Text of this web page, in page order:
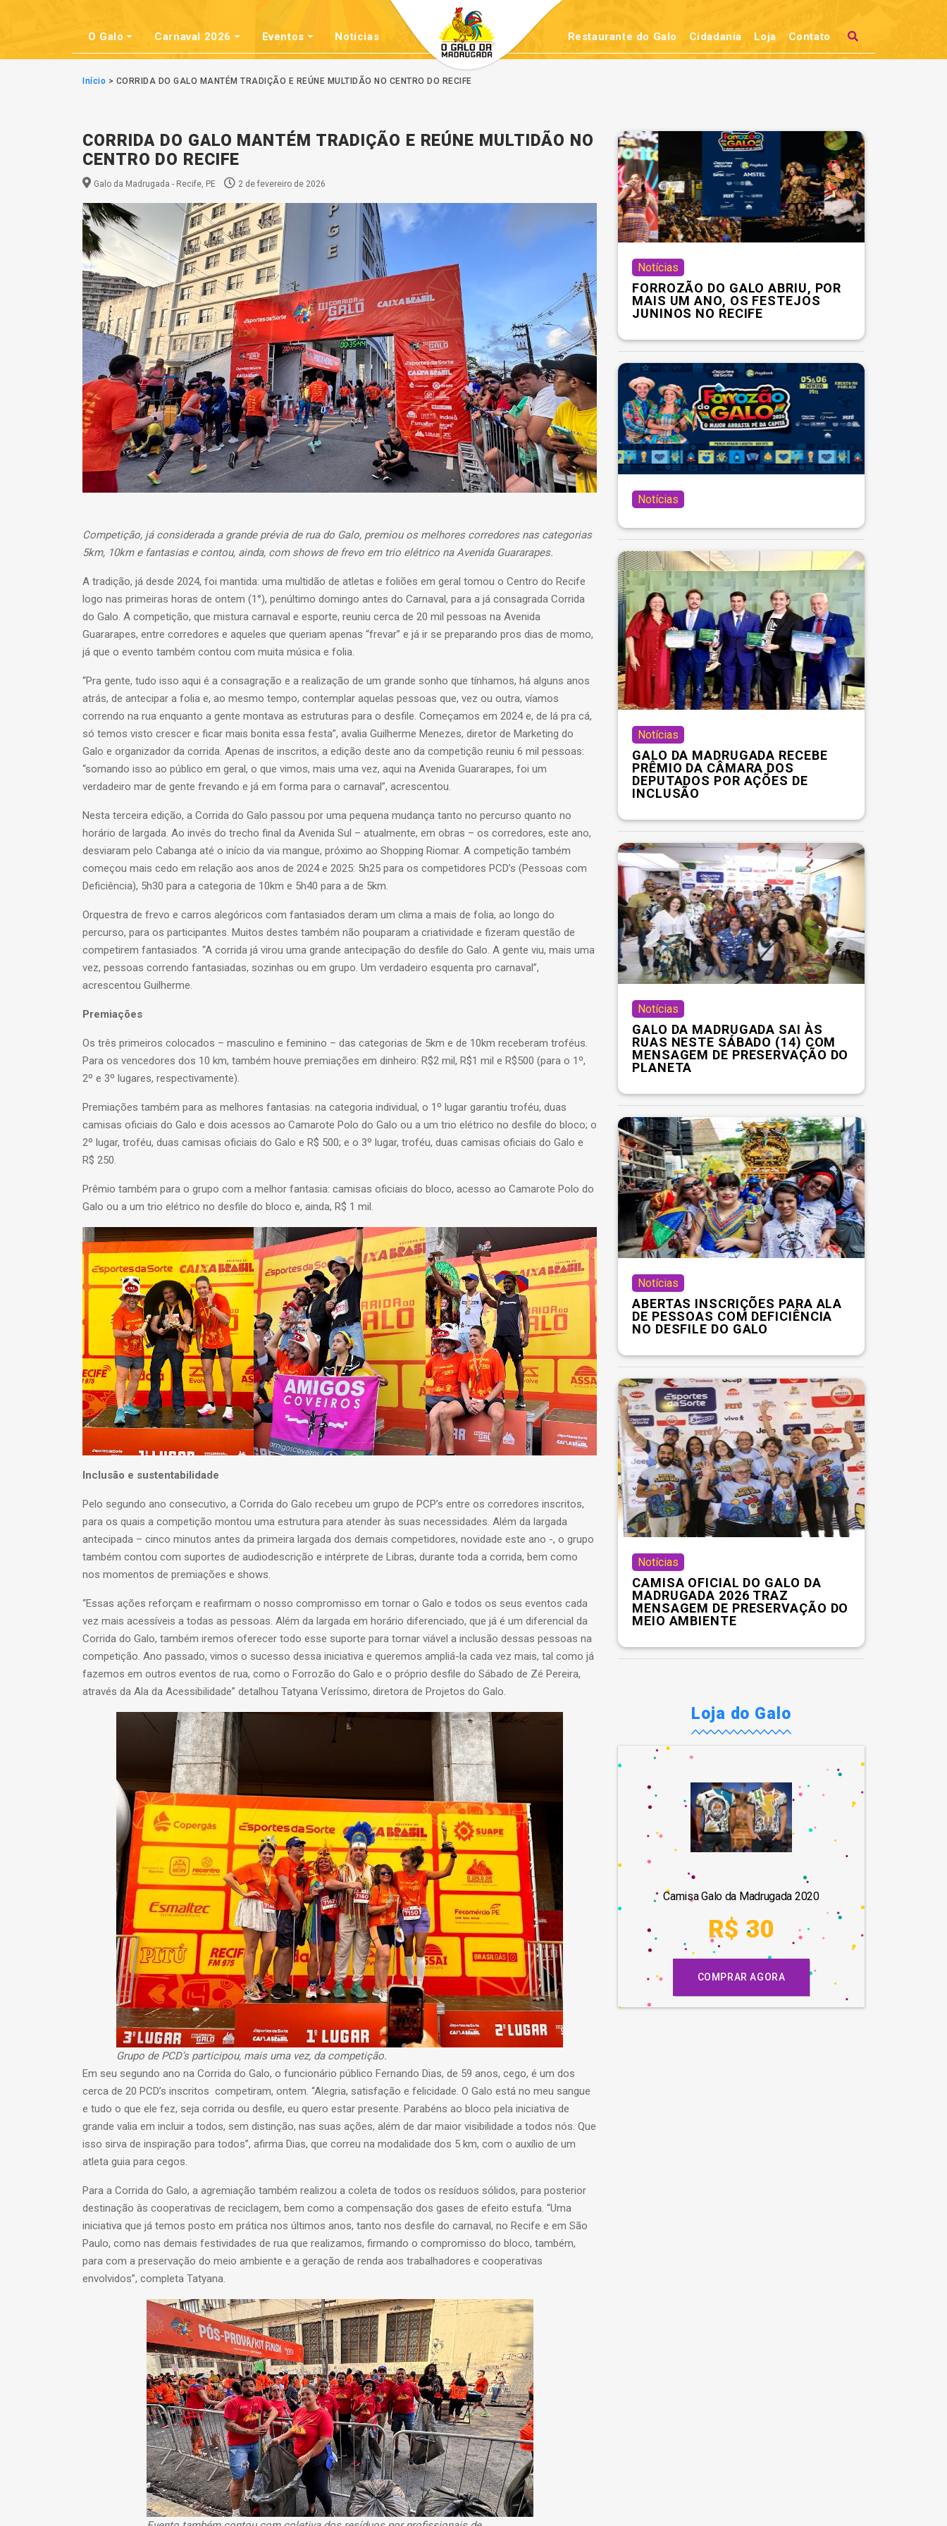
O Galo Carnaval 2026 Eventos Notícias Restaurante do Galo Cidadania Loja Contato
Início > CORRIDA DO GALO MANTÉM TRADIÇÃO E REÚNE MULTIDÃO NO CENTRO DO RECIFE
CORRIDA DO GALO MANTÉM TRADIÇÃO E REÚNE MULTIDÃO NO
CENTRO DO RECIFE
Galo da Madrugada - Recife, PE 2 de fevereiro de 2026
Competição, já considerada a grande prévia de rua do Galo, premiou os melhores corredores nas categorias
5km, 10km e fantasias e contou, ainda, com shows de frevo em trio elétrico na Avenida Guararapes.
A tradição, já desde 2024, foi mantida: uma multidão de atletas e foliões em geral tomou o Centro do Recife
logo nas primeiras horas de ontem (1°), penúltimo domingo antes do Carnaval, para a já consagrada Corrida
do Galo. A competição, que mistura carnaval e esporte, reuniu cerca de 20 mil pessoas na Avenida
Guararapes, entre corredores e aqueles que queriam apenas “frevar” e já ir se preparando pros dias de momo,
já que o evento também contou com muita música e folia.
“Pra gente, tudo isso aqui é a consagração e a realização de um grande sonho que tínhamos, há alguns anos
atrás, de antecipar a folia e, ao mesmo tempo, contemplar aquelas pessoas que, vez ou outra, víamos
correndo na rua enquanto a gente montava as estruturas para o desfile. Começamos em 2024 e, de lá pra cá,
só temos visto crescer e ficar mais bonita essa festa”, avalia Guilherme Menezes, diretor de Marketing do
Galo e organizador da corrida. Apenas de inscritos, a edição deste ano da competição reuniu 6 mil pessoas:
“somando isso ao público em geral, o que vimos, mais uma vez, aqui na Avenida Guararapes, foi um
verdadeiro mar de gente frevando e já em forma para o carnaval”, acrescentou.
Nesta terceira edição, a Corrida do Galo passou por uma pequena mudança tanto no percurso quanto no
horário de largada. Ao invés do trecho final da Avenida Sul – atualmente, em obras – os corredores, este ano,
desviaram pelo Cabanga até o início da via mangue, próximo ao Shopping Riomar. A competição também
começou mais cedo em relação aos anos de 2024 e 2025: 5h25 para os competidores PCD’s (Pessoas com
Deficiência), 5h30 para a categoria de 10km e 5h40 para a de 5km.
Orquestra de frevo e carros alegóricos com fantasiados deram um clima a mais de folia, ao longo do
percurso, para os participantes. Muitos destes também não pouparam a criatividade e fizeram questão de
competirem fantasiados. “A corrida já virou uma grande antecipação do desfile do Galo. A gente viu, mais uma
vez, pessoas correndo fantasiadas, sozinhas ou em grupo. Um verdadeiro esquenta pro carnaval”,
acrescentou Guilherme.
Premiações
Os três primeiros colocados – masculino e feminino – das categorias de 5km e de 10km receberam troféus.
Para os vencedores dos 10 km, também houve premiações em dinheiro: R$2 mil, R$1 mil e R$500 (para o 1º,
2º e 3º lugares, respectivamente).
Premiações também para as melhores fantasias: na categoria individual, o 1º lugar garantiu troféu, duas
camisas oficiais do Galo e dois acessos ao Camarote Polo do Galo ou a um trio elétrico no desfile do bloco; o
2º lugar, troféu, duas camisas oficiais do Galo e R$ 500; e o 3º lugar, troféu, duas camisas oficiais do Galo e
R$ 250.
Prêmio também para o grupo com a melhor fantasia: camisas oficiais do bloco, acesso ao Camarote Polo do
Galo ou a um trio elétrico no desfile do bloco e, ainda, R$ 1 mil.
Inclusão e sustentabilidade
Pelo segundo ano consecutivo, a Corrida do Galo recebeu um grupo de PCP’s entre os corredores inscritos,
para os quais a competição montou uma estrutura para atender às suas necessidades. Além da largada
antecipada – cinco minutos antes da primeira largada dos demais competidores, novidade este ano -, o grupo
também contou com suportes de audiodescrição e intérprete de Libras, durante toda a corrida, bem como
nos momentos de premiações e shows.
“Essas ações reforçam e reafirmam o nosso compromisso em tornar o Galo e todos os seus eventos cada
vez mais acessíveis a todas as pessoas. Além da largada em horário diferenciado, que já é um diferencial da
Corrida do Galo, também iremos oferecer todo esse suporte para tornar viável a inclusão dessas pessoas na
competição. Ano passado, vimos o sucesso dessa iniciativa e queremos ampliá-la cada vez mais, tal como já
fazemos em outros eventos de rua, como o Forrozão do Galo e o próprio desfile do Sábado de Zé Pereira,
através da Ala da Acessibilidade” detalhou Tatyana Veríssimo, diretora de Projetos do Galo.
Grupo de PCD’s participou, mais uma vez, da competição.
Em seu segundo ano na Corrida do Galo, o funcionário público Fernando Dias, de 59 anos, cego, é um dos
cerca de 20 PCD’s inscritos competiram, ontem. “Alegria, satisfação e felicidade. O Galo está no meu sangue
e tudo o que ele fez, seja corrida ou desfile, eu quero estar presente. Parabéns ao bloco pela iniciativa de
grande valia em incluir a todos, sem distinção, nas suas ações, além de dar maior visibilidade a todos nós. Que
isso sirva de inspiração para todos”, afirma Dias, que correu na modalidade dos 5 km, com o auxílio de um
atleta guia para cegos.
Para a Corrida do Galo, a agremiação também realizou a coleta de todos os resíduos sólidos, para posterior
destinação às cooperativas de reciclagem, bem como a compensação dos gases de efeito estufa. “Uma
iniciativa que já temos posto em prática nos últimos anos, tanto nos desfile do carnaval, no Recife e em São
Paulo, como nas demais festividades de rua que realizamos, firmando o compromisso do bloco, também,
para com a preservação do meio ambiente e a geração de renda aos trabalhadores e cooperativas
envolvidos”, completa Tatyana.
Notícias
FORROZÃO DO GALO ABRIU, POR
MAIS UM ANO, OS FESTEJOS
JUNINOS NO RECIFE
Notícias
Notícias
GALO DA MADRUGADA RECEBE
PRÊMIO DA CÂMARA DOS
DEPUTADOS POR AÇÕES DE
INCLUSÃO
Notícias
GALO DA MADRUGADA SAI ÀS
RUAS NESTE SÁBADO (14) COM
MENSAGEM DE PRESERVAÇÃO DO
PLANETA
Notícias
ABERTAS INSCRIÇÕES PARA ALA
DE PESSOAS COM DEFICIÊNCIA
NO DESFILE DO GALO
Notícias
CAMISA OFICIAL DO GALO DA
MADRUGADA 2026 TRAZ
MENSAGEM DE PRESERVAÇÃO DO
MEIO AMBIENTE
Loja do Galo
Camisa Galo da Madrugada 2020
R$ 30
COMPRAR AGORA